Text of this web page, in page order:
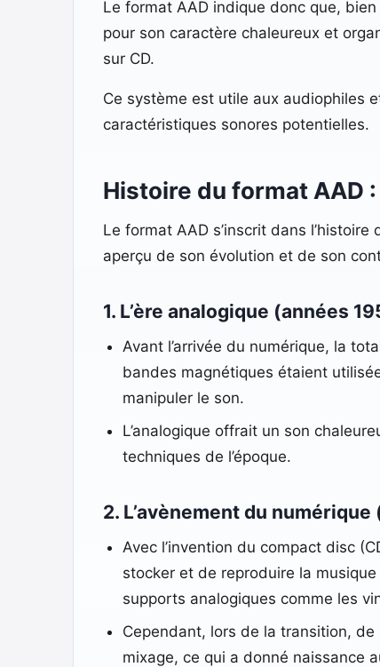
Le format AAD indique donc que,
pour son caractère chaleureux et
sur CD.
Ce système est utile aux audiophiles
caractéristiques sonores potentielles.
Histoire du format AAD :
Le format AAD s’inscrit dans
aperçu de son évolution et de son
1. L’ère analogique (années
Avant l’arrivée du numérique, la
bandes magnétiques étaient
manipuler le son.
L’analogique offrait un son
techniques de l’époque.
2. L’avènement du
Avec l’invention du compact disc
stocker et de reproduire la
supports analogiques comme les
Cependant, lors de la transition,
mixage, ce qui a donné naissance